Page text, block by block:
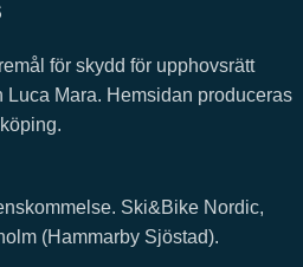
för skydd för upphovsrätt
Mara. Hemsidan produceras
Ski&Bike Nordic,
(Hammarby Sjöstad).